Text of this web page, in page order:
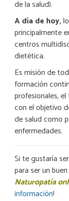
de la salud).
A día de hoy,
principalmente
centros
dietética.
Es misión de
formación
profesionales,
con el objetivo
de salud como
enfermedades.
Si te gustaría
para ser un
Naturopatía
información!